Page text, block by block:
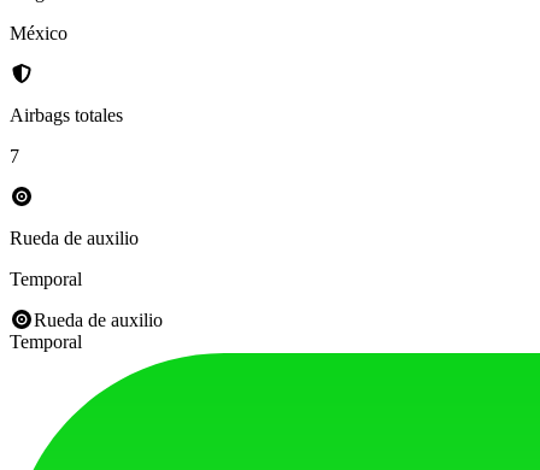
México
Airbags totales
7
Rueda de auxilio
Temporal
Rueda de auxilio
Temporal